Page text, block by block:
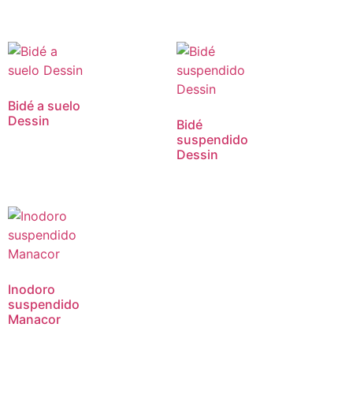
Bidé a suelo
Dessin
Bidé
suspendido
Dessin
Inodoro
suspendido
Manacor